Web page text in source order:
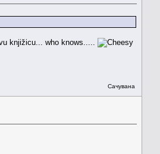
knjižicu... who knows.....
Сачувана